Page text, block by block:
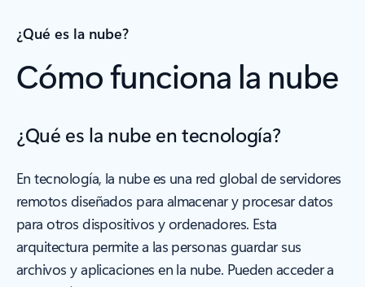
¿Qué es la nube?
Cómo funciona la nube
¿Qué es la nube en tecnología?
En tecnología, la nube es una red global de servidores
remotos diseñados para almacenar y procesar datos
para otros dispositivos y ordenadores. Esta
arquitectura permite a las personas guardar sus
archivos y aplicaciones en la nube. Pueden acceder a